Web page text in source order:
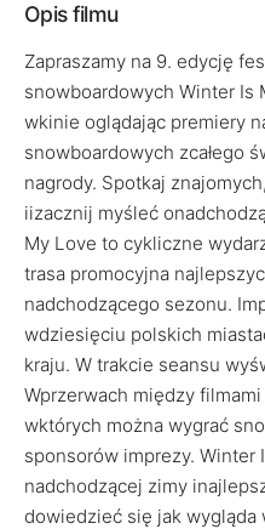
Opis filmu
Zapraszamy na 9. edycję
snowboardowych Winter Is
wkinie oglądając premiery
snowboardowych zcałego
nagrody. Spotkaj
iizacznij myśleć
My Love to cykliczne
trasa promocyjna
nadchodzącego sezonu.
wdziesięciu polskich
kraju. W trakcie seansu
Wprzerwach między
wktórych można wygrać
sponsorów imprezy. Winter
nadchodzącej zimy
dowiedzieć się jak wygląda